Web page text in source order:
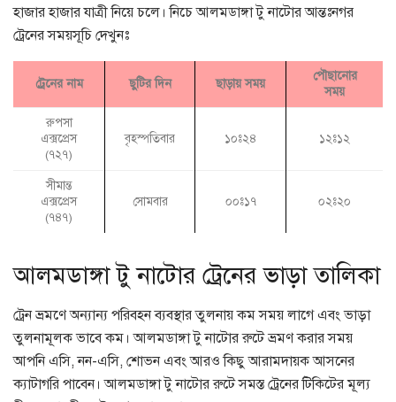
হাজার হাজার যাত্রী নিয়ে চলে। নিচে আলমডাঙ্গা টু নাটোর আন্তঃনগর
ট্রেনের সময়সূচি দেখুনঃ
ট্রেনের নাম ছুটির দিন ছাড়ায় সময়
পৌছানোর
সময়
রুপসা
এক্সপ্রেস
(৭২৭)
বৃহস্পতিবার ১০ঃ২৪ ১২ঃ১২
সীমান্ত
এক্সপ্রেস
(৭৪৭)
সোমবার ০০ঃ১৭ ০২ঃ২০
আলমডাঙ্গা টু নাটোর ট্রেনের ভাড়া তালিকা
ট্রেন ভ্রমণে অন্যান্য পরিবহন ব্যবস্থার তুলনায় কম সময় লাগে এবং ভাড়া
তুলনামূলক ভাবে কম। আলমডাঙ্গা টু নাটোর রুটে ভ্রমণ করার সময়
আপনি এসি, নন-এসি, শোভন এবং আরও কিছু আরামদায়ক আসনের
ক্যাটাগরি পাবেন। আলমডাঙ্গা টু নাটোর রুটে সমস্ত ট্রেনের টিকিটের মূল্য